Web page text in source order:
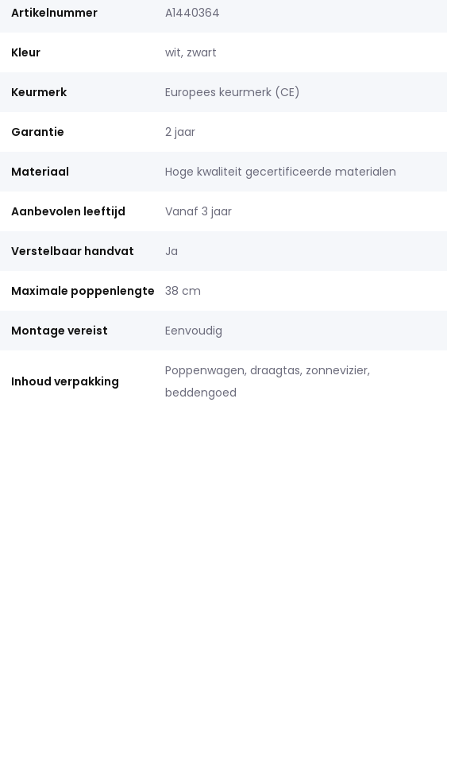
Artikelnummer A1440364
Kleur wit, zwart
Keurmerk Europees keurmerk (CE)
Garantie 2 jaar
Materiaal Hoge kwaliteit gecertificeerde materialen
Aanbevolen leeftijd Vanaf 3 jaar
Verstelbaar handvat Ja
Maximale poppenlengte 38 cm
Montage vereist Eenvoudig
Inhoud verpakking
Poppenwagen, draagtas, zonnevizier,
beddengoed